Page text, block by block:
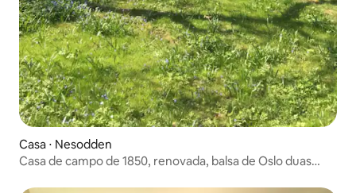
Casa ⋅ Nesodden
Casa de campo de 1850, renovada, balsa de Oslo duas